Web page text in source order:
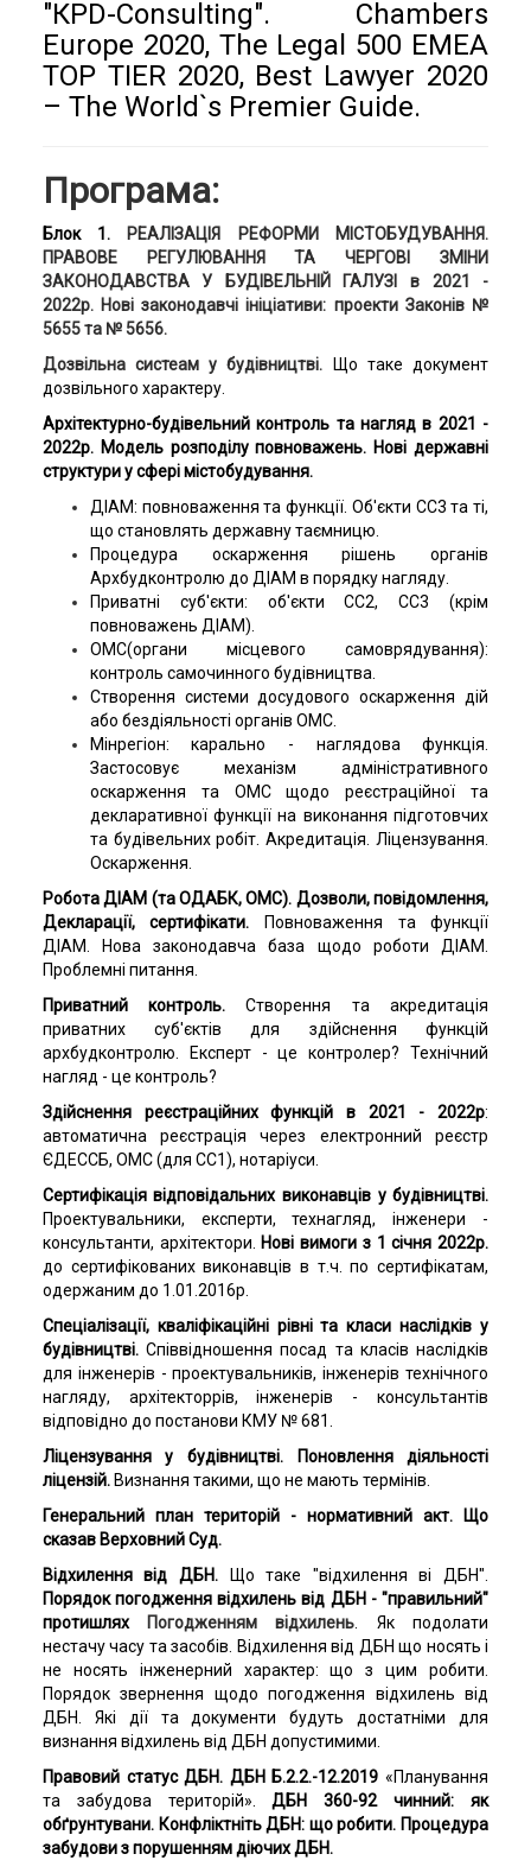
"КРD-Consulting". Chambers
Europe 2020, The Legal 500 EMEA
TOP TIER 2020, Best Lawyer 2020
– The World`s Premier Guide.
Програма:
Блок 1. РЕАЛІЗАЦІЯ РЕФОРМИ МІСТОБУДУВАННЯ.
ПРАВОВЕ РЕГУЛЮВАННЯ ТА ЧЕРГОВІ ЗМІНИ
ЗАКОНОДАВСТВА У БУДІВЕЛЬНІЙ ГАЛУЗІ в 2021 -
2022р. Нові законодавчі ініціативи: проекти Законів №
5655 та № 5656.
Дозвільна систеам у будівництві.
Що таке документ
дозвільного характеру.
Архітектурно-будівельний контроль та нагляд в 2021 -
2022р. Модель розподілу повноважень. Нові державні
структури у сфері містобудування.
ДІАМ: повноваження та функції. Об'єкти СС3 та ті,
що становлять державну таємницю.
Процедура оскарження рішень органів
Архбудконтролю до ДІАМ в порядку нагляду.
Приватні суб'єкти: об'єкти СС2, СС3 (крім
повноважень ДІАМ).
ОМС(органи місцевого самоврядування):
контроль самочинного будівництва.
Створення системи досудового оскарження дій
або бездіяльності органів ОМС.
Мінрегіон: карально - наглядова функція.
Застосовує механізм адміністративного
оскарження та ОМС щодо реєстраційної та
декларативної функції на виконання підготовчих
та будівельних робіт. Акредитація. Ліцензування.
Оскарження.
Робота ДІАМ (та ОДАБК, ОМС). Дозволи, повідомлення,
Декларації, сертифікати.
Повноваження та функції
ДІАМ
Нова законодавча база щодо роботи ДІАМ.
Проблемні питання.
Приватний контроль.Створення та акредитація
приватних суб'єктів для здійснення функцій
архбудконтролю. Експерт - це контролер? Технічний
нагляд - це контроль?
Здійснення реєстраційних функцій в 2021 - 2022р:
автоматична реєстрація через електронний реєстр
ЄДЕССБ, ОМС (для СС1), нотаріуси.
Сертифікація відповідальних виконавців у будівництві.
Проектувальники, експерти, технагляд, інженери -
консультанти, архітектори.
Нові вимоги з 1 січня 2022р.
до сертифікованих виконавців в т.ч. по сертифікатам,
одержаним до 1.01.2016р.
Спеціалізації, кваліфікаційні рівні та класи наслідків у
будівництві.Співвідношення посад та класів наслідків
для інженерів - проектувальників, інженерів технічного
нагляду, архітекторрів, інженерів - консультантів
відповідно до постанови КМУ № 681.
Ліцензування у будівництві. Поновлення діяльності
ліцензій. Визнання такими, що не мають термінів.
Генеральний план територій - нормативний акт. Що
сказав Верховний Суд.
Відхилення від ДБН. Що таке "відхилення ві ДБН".
Порядок погодження відхилень від ДБН - "правильний"
протишлях
Погодженням відхилень . Як подолати
нестачу часу та засобів. Відхилення від ДБН що носять і
не носять інженерний характер: що з цим робити.
Порядок звернення щодо погодження відхилень від
ДБН. Які дії та документи будуть достатніми для
визнання відхилень від ДБН допустимими.
Правовий статус ДБН. ДБН Б.2.2.-12.2019 «Планування
та забудова територій».ДБН 360-92 чинний: як
обґрунтувани. Конфліктніть ДБН: що робити. Процедура
забудови з порушенням діючих ДБН.